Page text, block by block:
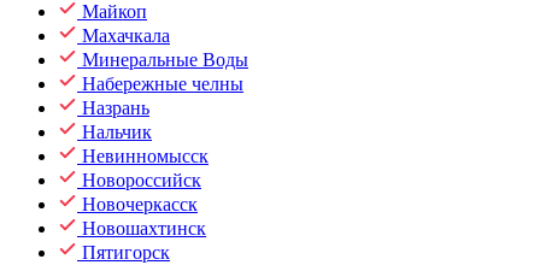
Майкоп
Махачкала
Минеральные Воды
Набережные челны
Назрань
Нальчик
Невинномысск
Новороссийск
Новочеркасск
Новошахтинск
Пятигорск